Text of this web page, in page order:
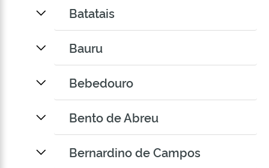
Batatais
Bauru
Bebedouro
Bento de Abreu
Bernardino de Campos